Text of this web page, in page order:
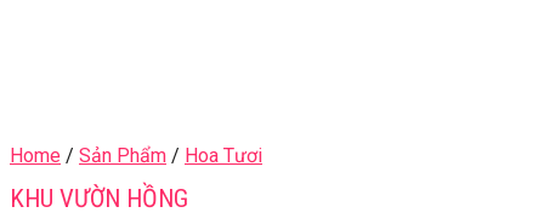
Home / Sản Phẩm / Hoa Tươi
KHU VƯỜN HỒNG